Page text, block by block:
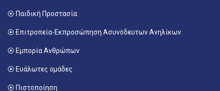
⦿ Παιδική Προστασία
⦿ Επιτροπεία-Εκπροσώπηση Ασυνόδευτων Ανηλίκων
⦿ Εμπορία Ανθρώπων
⦿ Ευάλωτες ομάδες
⦿ Πιστοποίηση